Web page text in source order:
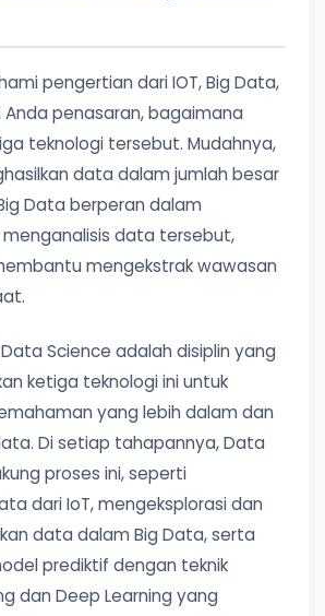
pengertian dari IOT, Big Data,
Anda penasaran, bagaimana
teknologi tersebut. Mudahnya,
data dalam jumlah besar
Data berperan dalam
data tersebut,
mengekstrak wawasan
Science adalah disiplin yang
ketiga teknologi ini untuk
yang lebih dalam dan
Di setiap tahapannya, Data
proses ini, seperti
dari IoT, mengeksplorasi dan
data dalam Big Data, serta
prediktif dengan teknik
dan Deep Learning yang